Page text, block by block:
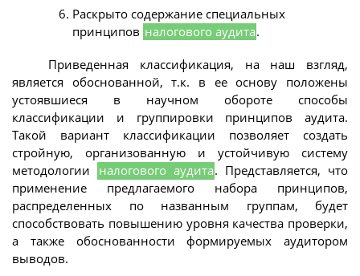
Раскрыто содержание специальных
принципов налогового аудита.
Приведенная классификация, на наш взгляд,
является обоснованной, т.к. в ее основу положены
устоявшиеся в научном обороте способы
классификации и группировки принципов аудита.
Такой вариант классификации позволяет создать
стройную, организованную и устойчивую систему
методологии
налогового аудита. Представляется, что
применение предлагаемого набора принципов,
распределенных по названным группам, будет
способствовать повышению уровня качества проверки,
а также обоснованности формируемых аудитором
выводов.